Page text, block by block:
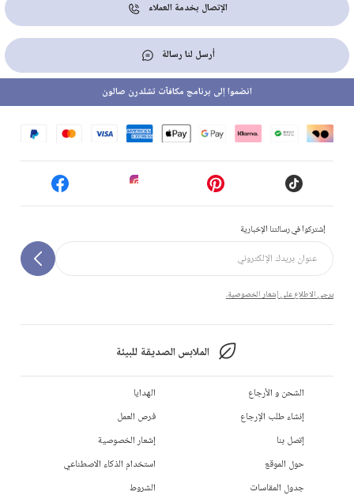
الإتصال بخدمة العملاء
أرسل لنا رسالة
إشتركوا في رسالتنا الإخبارية
يرجى الاطلاع على إشعار الخصوصية.
الملابس الصديقة للبيئة
انضموا إلى برنامج مكافآت تشلدرن صالون
الشحن و الأرجاع
إنشاء طلب الإرجاع
إتصل بنا
حول الموقع
جدول المقاسات
الهدايا
فرص العمل
إشعار الخصوصية
استخدام الذكاء الاصطناعي
الشروط